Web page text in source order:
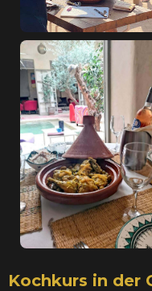
Kochkurs in der